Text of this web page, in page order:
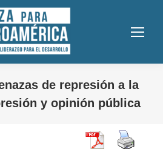
de represión a la
y opinión pública